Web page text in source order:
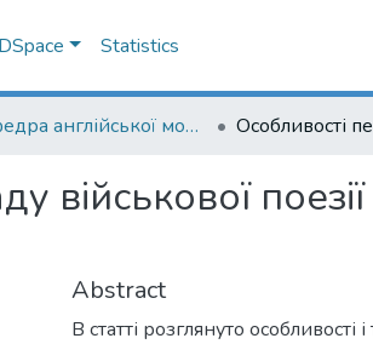
Statistics
Кафедра англійської мови
військової
Abstract
В статті розглянуто